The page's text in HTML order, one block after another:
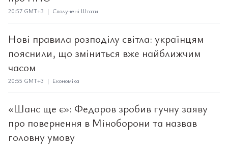
20:57 GMT+3 | Сполучені Штати
Нові правила розподілу світла: українцям
пояснили, що зміниться вже найближчим
часом
20:55 GMT+3 | Економіка
«Шанс ще є»: Федоров зробив гучну заяву
про повернення в Міноборони та назвав
головну умову